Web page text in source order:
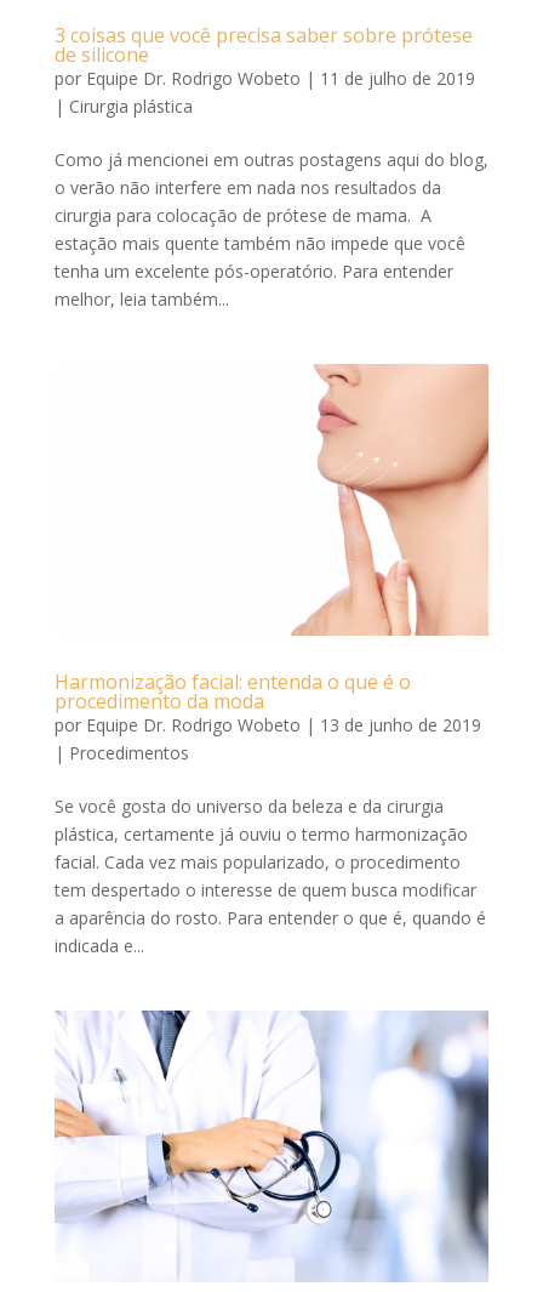
3 coisas que você precisa saber sobre prótese
de silicone
por Equipe Dr. Rodrigo Wobeto | 11 de julho de 2019
| Cirurgia plástica
Como já mencionei em outras postagens aqui do blog,
o verão não interfere em nada nos resultados da
cirurgia para colocação de prótese de mama. A
estação mais quente também não impede que você
tenha um excelente pós-operatório. Para entender
melhor, leia também...
Harmonização facial: entenda o que é o
procedimento da moda
por Equipe Dr. Rodrigo Wobeto | 13 de junho de 2019
| Procedimentos
Se você gosta do universo da beleza e da cirurgia
plástica, certamente já ouviu o termo harmonização
facial. Cada vez mais popularizado, o procedimento
tem despertado o interesse de quem busca modificar
a aparência do rosto. Para entender o que é, quando é
indicada e...